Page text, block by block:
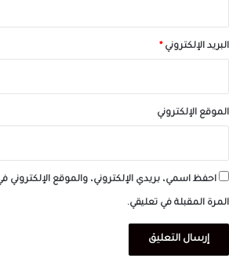
البريد الإلكتروني*
الموقع الإلكتروني
احفظ اسمي، بريدي الإلكتروني، والموقع
المرة المقبلة في تعليقي.